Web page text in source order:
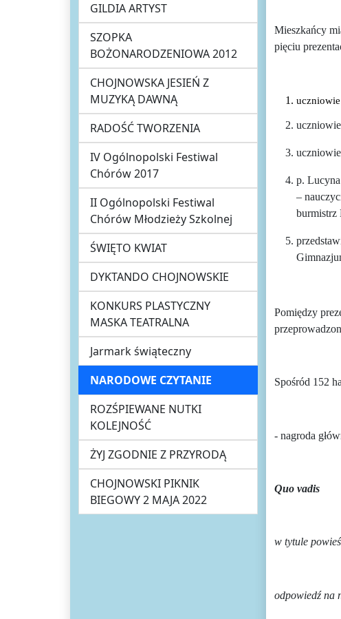
GILDIA ARTYST
SZOPKA
BOŻONARODZENIOWA 2012
CHOJNOWSKA JESIEŃ Z
MUZYKĄ DAWNĄ
RADOŚĆ TWORZENIA
IV Ogólnopolski Festiwal
Chórów 2017
II Ogólnopolski Festiwal
Chórów Młodzieży Szkolnej
ŚWIĘTO KWIAT
DYKTANDO CHOJNOWSKIE
KONKURS PLASTYCZNY
MASKA TEATRALNA
Jarmark świąteczny
NARODOWE CZYTANIE
ROZŚPIEWANE NUTKI
KOLEJNOŚĆ
ŻYJ ZGODNIE Z PRZYRODĄ
CHOJNOWSKI PIKNIK
BIEGOWY 2 MAJA 2022
Mieszkańcy
pięciu
p.
–
burmistrz
Pomiędzy
Spośród 152
- nagroda
Quo vadis
w tytule
odpowiedź na